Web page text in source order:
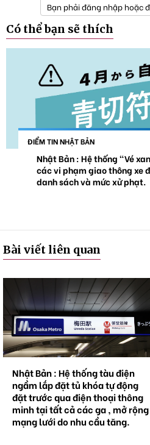
Bạn phải đăng nhập hoặc
Có thể bạn sẽ thích
ĐIỂM TIN NHẬT BẢN
Nhật Bản : Hệ thống "Vé
các vi phạm giao thông xe
danh sách và mức xử phạt.
Bài viết liên quan
Nhật Bản : Hệ thống tàu điện
ngầm lắp đặt tủ khóa tự động
đặt trước qua điện thoại thông
minh tại tất cả các ga , mở rộng
mạng lưới do nhu cầu tăng.